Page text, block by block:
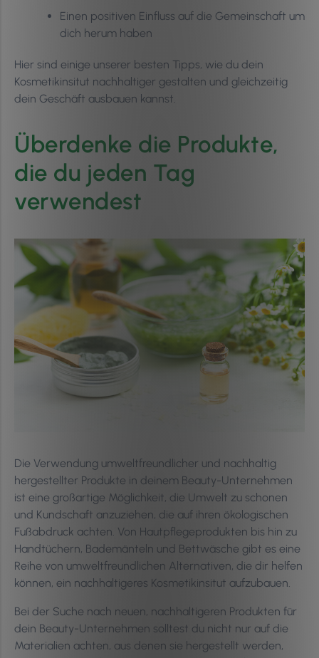
Einen positiven Einfluss auf die Gemeinschaft um
dich herum haben
Hier sind einige unserer besten Tipps, wie du dein
Kosmetikinsitut nachhaltiger gestalten und gleichzeitig
dein Geschäft ausbauen kannst.
Überdenke die Produkte,
die du jeden Tag
verwendest
Die Verwendung umweltfreundlicher und nachhaltig
hergestellter Produkte in deinem Beauty-Unternehmen
ist eine großartige Möglichkeit, die Umwelt zu schonen
und Kundschaft anzuziehen, die auf ihren ökologischen
Fußabdruck achten. Von Hautpflegeprodukten bis hin zu
Handtüchern, Bademänteln und Bettwäsche gibt es eine
Reihe von umweltfreundlichen Alternativen, die dir helfen
können, ein nachhaltigeres Kosmetikinsitut aufzubauen.
Bei der Suche nach neuen, nachhaltigeren Produkten für
dein Beauty-Unternehmen solltest du nicht nur auf die
Materialien achten, aus denen sie hergestellt werden,